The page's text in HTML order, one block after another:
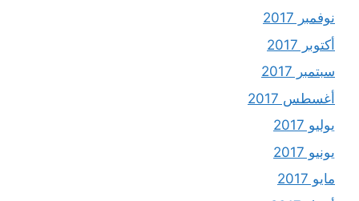
نوفمبر 2017
أكتوبر 2017
سبتمبر 2017
أغسطس 2017
يوليو 2017
يونيو 2017
مايو 2017